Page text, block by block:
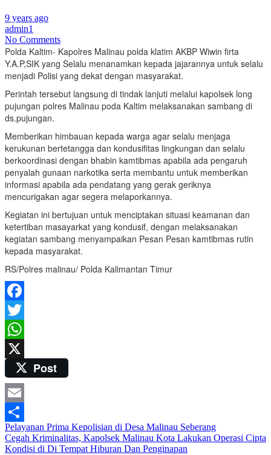
9 years ago
admin1
No Comments
Polda Kaltim- Kapolres Malinau polda klatim AKBP Wiwin firta
Y.A.P,SIK yang Selalu menanamkan kepada jajarannya untuk selalu
menjadi Polisi yang dekat dengan masyarakat.
Perintah tersebut langsung di tindak lanjuti melalui kapolsek long
pujungan polres Malinau poda Kaltim melaksanakan sambang di
ds.pujungan.
Memberikan himbauan kepada warga agar selalu menjaga
kerukunan bertetangga dan kondusifitas lingkungan dan selalu
berkoordinasi dengan bhabin kamtibmas apabila ada pengaruh
penyalah gunaan narkotika serta membantu untuk memberikan
informasi apabila ada pendatang yang gerak geriknya
mencurigakan agar segera melaporkannya.
Kegiatan ini bertujuan untuk menciptakan situasi keamanan dan
ketertiban masayarkat yang kondusif, dengan melaksanakan
kegiatan sambang menyampaikan Pesan Pesan kamtibmas rutin
kepada masyarakat.
RS/Polres malinau/ Polda Kalimantan Timur
Facebook
Twitter
WhatsApp
Post
Email
Share
Post
navigation
Pelayanan Prima Kepolisian di Desa Malinau Seberang
Cegah Kriminalitas, Kapolsek Malinau Kota Lakukan Operasi Cipta
Kondisi di Di Tempat Hiburan Dan Penginapan